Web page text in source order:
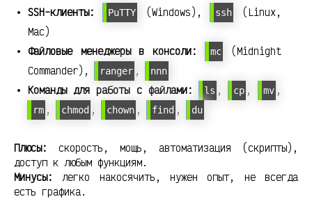
SSH-клиенты: PuTTY (Windows), ssh
(Linux,
Mac)
Файловые менеджеры в консоли:
mc
(Midnight
Commander),
ranger , nnn
Команды для работы с файлами: ls , cp , mv ,
rm , chmod , chown , find , du
Плюсы:
скорость, мощь, автоматизация (скрипты),
доступ к любым функциям.
Минусы:
легко накосячить, нужен опыт, не всегда
есть графика.